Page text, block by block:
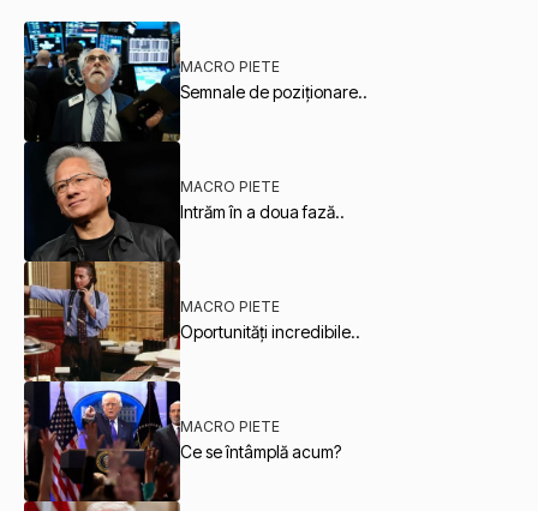
MACRO PIETE
Semnale de poziționare..
MACRO PIETE
Intrăm în a doua fază..
MACRO PIETE
Oportunități incredibile..
MACRO PIETE
Ce se întâmplă acum?